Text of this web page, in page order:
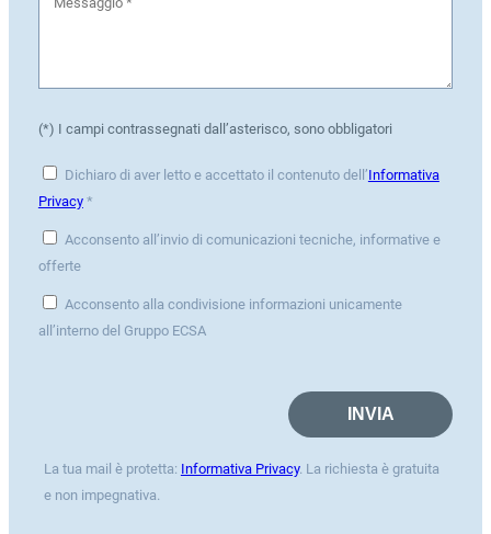
(*) I campi contrassegnati dall’asterisco, sono obbligatori
Dichiaro di aver letto e accettato il contenuto dell’Informativa
Privacy*
Acconsento all’invio di comunicazioni tecniche, informative e
offerte
Acconsento alla condivisione informazioni unicamente
all’interno del Gruppo ECSA
La tua mail è protetta: Informativa Privacy. La richiesta è gratuita
e non impegnativa.